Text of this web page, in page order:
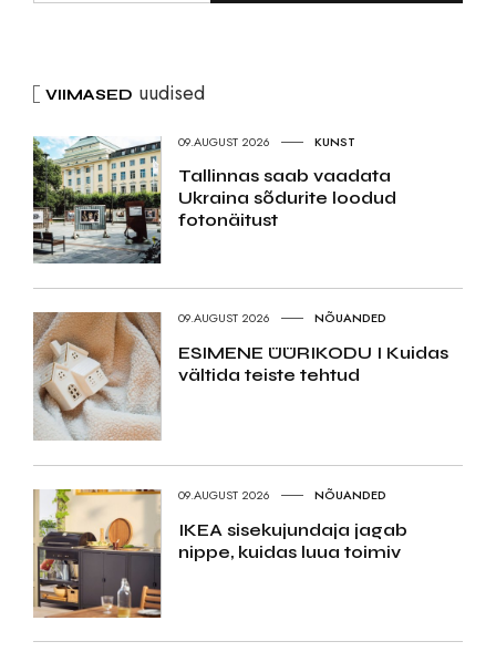
VIIMASED uudised
09.AUGUST 2026 KUNST
Tallinnas saab vaadata
Ukraina sõdurite loodud
fotonäitust
09.AUGUST 2026 NÕUANDED
ESIMENE ÜÜRIKODU I Kuidas
vältida teiste tehtud
09.AUGUST 2026 NÕUANDED
IKEA sisekujundaja jagab
nippe, kuidas luua toimiv